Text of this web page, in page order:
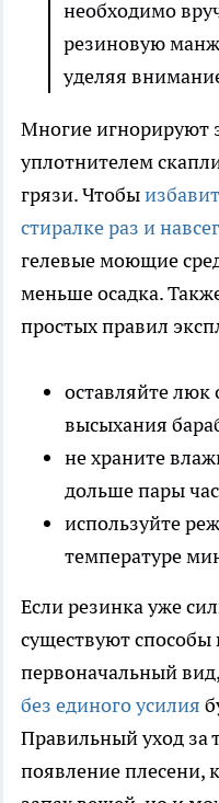
необходимо
резиновую
уделяя
Многие игнорируют
уплотнителем
грязи. Чтобы
стиралке раз и
гелевые моющие
меньше осадка.
простых правил
оставляйте
высыхания
не храните
дольше пары
используйте
температуре
Если резинка уже
существуют способы
первоначальный
без единого усилия
Правильный уход за
появление плесени,